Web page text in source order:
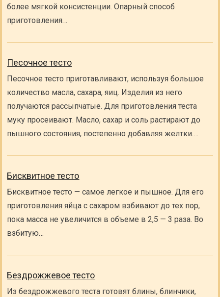
более мягкой консистенции. Опарный способ
приготовления…
Песочное тесто
Песочное тесто приготавливают, используя большое
количество масла, сахара, яиц. Изделия из него
получаются рассыпчатые. Для приготовления теста
муку просеивают. Масло, сахар и соль растирают до
пышного состояния, постепенно добавляя желтки….
Бисквитное тесто
Бисквитное тесто — самое легкое и пышное. Для его
приготовления яйца с сахаром взбивают до тех пор,
пока масса не увеличится в объеме в 2,5 — 3 раза. Во
взбитую…
Бездрожжевое тесто
Из бездрожжевого теста готовят блины, блинчики,